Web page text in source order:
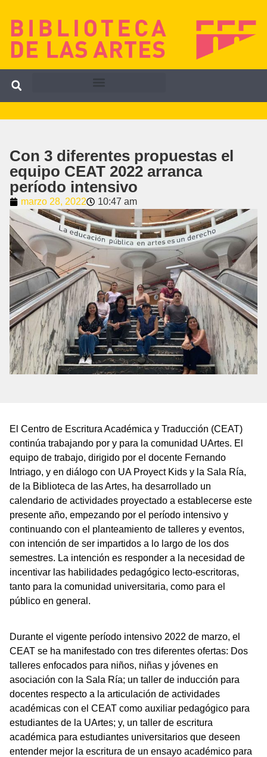
Con 3 diferentes propuestas el
equipo CEAT 2022 arranca
período intensivo
marzo 28, 2022 10:47 am
El Centro de Escritura Académica y Traducción (CEAT)
continúa trabajando por y para la comunidad UArtes. El
equipo de trabajo, dirigido por el docente Fernando
Intriago, y en diálogo con UA Proyect Kids y la Sala Ría,
de la Biblioteca de las Artes, ha desarrollado un
calendario de actividades proyectado a establecerse este
presente año, empezando por el período intensivo y
continuando con el planteamiento de talleres y eventos,
con intención de ser impartidos a lo largo de los dos
semestres. La intención es responder a la necesidad de
incentivar las habilidades pedagógico lecto-escritoras,
tanto para la comunidad universitaria, como para el
público en general.
Durante el vigente período intensivo 2022 de marzo, el
CEAT se ha manifestado con tres diferentes ofertas: Dos
talleres enfocados para niños, niñas y jóvenes en
asociación con la Sala Ría; un taller de inducción para
docentes respecto a la articulación de actividades
académicas con el CEAT como auxiliar pedagógico para
estudiantes de la UArtes; y, un taller de escritura
académica para estudiantes universitarios que deseen
entender mejor la escritura de un ensayo académico para